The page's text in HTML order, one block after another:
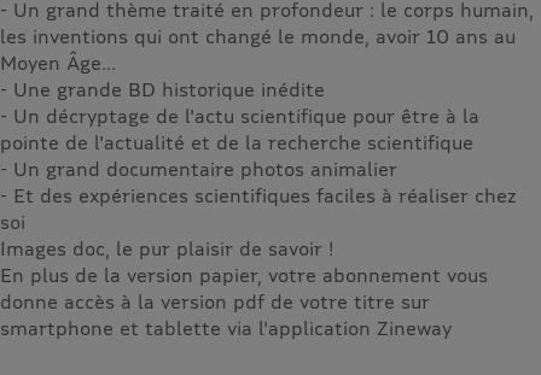
- Un grand thème traité en profondeur : le corps humain,
les inventions qui ont changé le monde, avoir 10 ans au
Moyen Âge...
- Une grande BD historique inédite
- Un décryptage de l'actu scientifique pour être à la
pointe de l'actualité et de la recherche scientifique
- Un grand documentaire photos animalier
- Et des expériences scientifiques faciles à réaliser chez
soi
Images doc, le pur plaisir de savoir !
En plus de la version papier, votre abonnement vous
donne accès à la version pdf de votre titre sur
smartphone et tablette via l'application Zineway